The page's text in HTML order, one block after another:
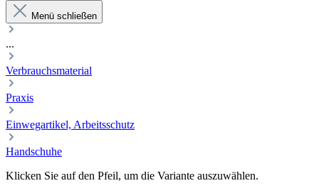
Menü schließen
...
Verbrauchsmaterial
Praxis
Einwegartikel, Arbeitsschutz
Handschuhe
Klicken Sie auf den Pfeil, um die Variante auszuwählen.